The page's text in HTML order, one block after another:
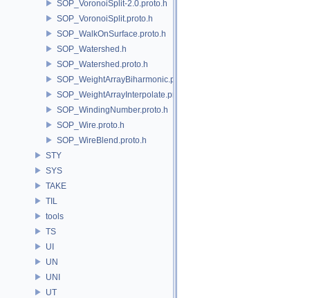
SOP_VoronoiSplit-2.0.proto.h
SOP_VoronoiSplit.proto.h
SOP_WalkOnSurface.proto.h
SOP_Watershed.h
SOP_Watershed.proto.h
SOP_WeightArrayBiharmonic.proto.h
SOP_WeightArrayInterpolate.proto.h
SOP_WindingNumber.proto.h
SOP_Wire.proto.h
SOP_WireBlend.proto.h
STY
SYS
TAKE
TIL
tools
TS
UI
UN
UNI
UT